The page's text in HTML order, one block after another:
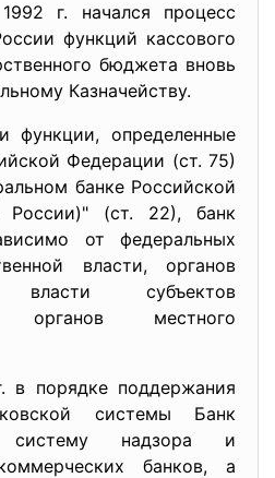
г. начался процесс
функций кассового
бюджета вновь
Казначейству.
определенные
Федерации (ст. 75)
банке Российской
России)" (ст. 22), банк
от федеральных
власти, органов
власти субъектов
местного
порядке поддержания
системы Банк
систему надзора и
банков, а